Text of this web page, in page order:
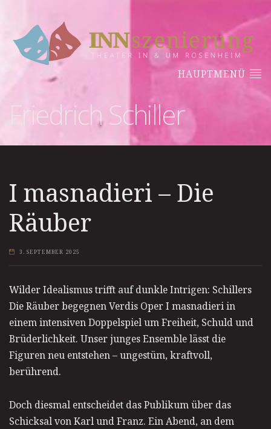
HAUPTMENÜ
Friedrich Schiller
I masnadieri – Die
Räuber
3. SEPTEMBER 2025
Wilder Idealismus trifft auf dunkle Intrigen: Schillers
Die Räuber begegnen Verdis Oper I masnadieri in
einem intensiven Doppelspiel um Freiheit, Schuld und
Brüderlichkeit. Unser junges Ensemble lässt die
Figuren neu entstehen – ungestüm, kraftvoll,
berührend.
Doch diesmal entscheidet das Publikum über das
Schicksal von Karl und Franz. Ein Abend, an dem